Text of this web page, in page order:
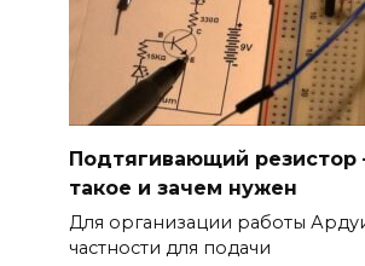
Подтягивающий резистор
такое и зачем нужен
Для организации работы
частности для подачи